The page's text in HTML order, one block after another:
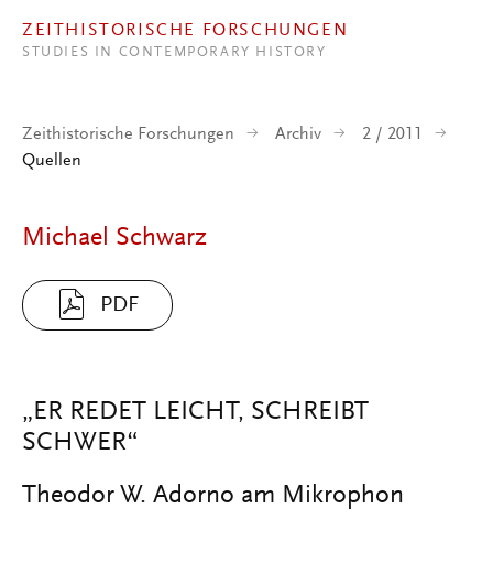
ZEITHISTORISCHE FORSCHUNGEN
STUDIES IN CONTEMPORARY HISTORY
Zeithistorische Forschungen Archiv
2 / 2011
Quellen
Michael Schwarz
PDF
„ER REDET LEICHT, SCHREIBT
SCHWER“
Theodor W. Adorno am Mikrophon